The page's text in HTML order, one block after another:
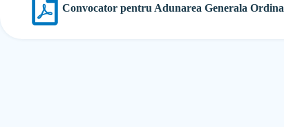
Convocator pentru Adunarea Generala